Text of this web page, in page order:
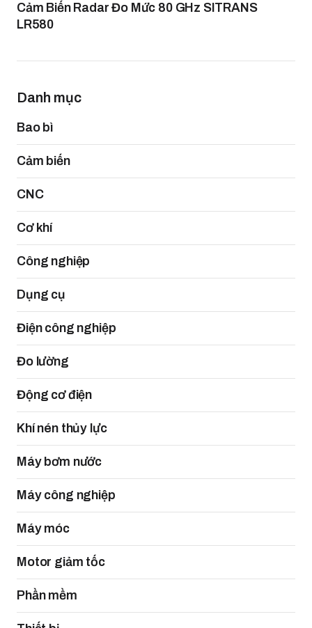
Cảm Biến Radar Đo Mức 80 GHz SITRANS
LR580
Danh mục
Bao bì
Cảm biến
CNC
Cơ khí
Công nghiệp
Dụng cụ
Điện công nghiệp
Đo lường
Động cơ điện
Khí nén thủy lực
Máy bơm nước
Máy công nghiệp
Máy móc
Motor giảm tốc
Phần mềm